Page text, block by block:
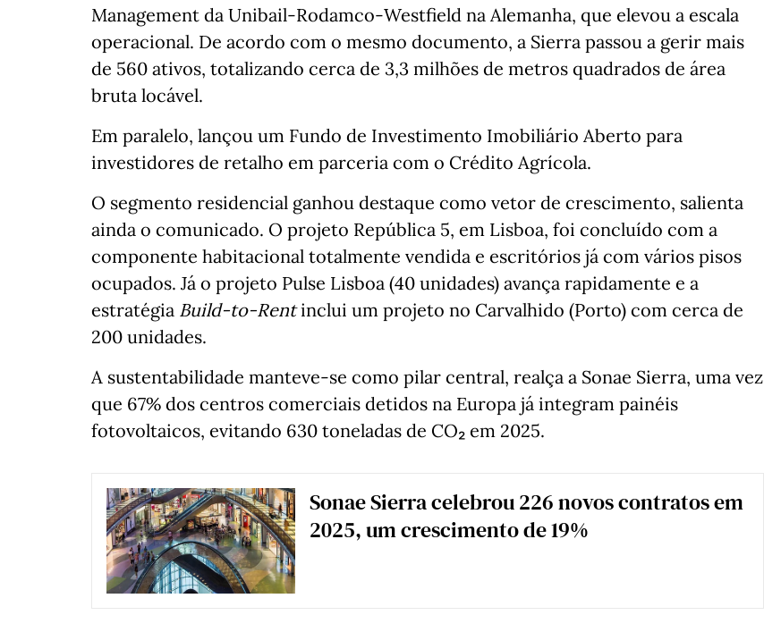
Management da Unibail‑Rodamco‑Westfield na Alemanha, que elevou a escala
operacional. De acordo com o mesmo documento, a Sierra passou a gerir mais
de 560 ativos, totalizando cerca de 3,3 milhões de metros quadrados de área
bruta locável.
Em paralelo, lançou um Fundo de Investimento Imobiliário Aberto para
investidores de retalho em parceria com o Crédito Agrícola.
O segmento residencial ganhou destaque como vetor de crescimento, salienta
ainda o comunicado. O projeto República 5, em Lisboa, foi concluído com a
componente habitacional totalmente vendida e escritórios já com vários pisos
ocupados. Já o projeto Pulse Lisboa (40 unidades) avança rapidamente e a
estratégia Build‑to‑Rentinclui um projeto no Carvalhido (Porto) com cerca de
200 unidades.
A sustentabilidade manteve‑se como pilar central, realça a Sonae Sierra, uma vez
que 67% dos centros comerciais detidos na Europa já integram painéis
fotovoltaicos, evitando 630 toneladas de CO₂ em 2025.
Sonae Sierra celebrou 226 novos contratos em
2025, um crescimento de 19%